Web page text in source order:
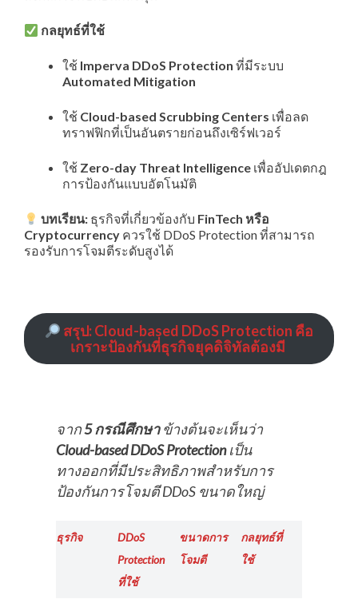
กลยุทธ์ที่ใช้
ใช้ Imperva DDoS Protection ที่มีระบบ
Automated Mitigation
ใช้ Cloud-based Scrubbing Centers เพื่อลด
ทราฟฟิกที่เป็นอันตรายก่อนถึงเซิร์ฟเวอร์
ใช้ Zero-day Threat Intelligence เพื่ออัปเดตกฎ
การป้องกันแบบอัตโนมัติ
บทเรียน: ธุรกิจที่เกี่ยวข้องกับ FinTech หรือ
Cryptocurrency ควรใช้ DDoS Protection ที่สามารถ
รองรับการโจมตีระดับสูงได้
สรุป: Cloud-based DDoS Protection คือ
เกราะป้องกันที่ธุรกิจยุคดิจิทัลต้องมี
จาก5 กรณีศึกษาข้างต้นจะเห็นว่า
Cloud-based DDoS Protectionเป็น
ทางออกที่มีประสิทธิภาพสำหรับการ
ป้องกันการโจมตี DDoS ขนาดใหญ่
ธุรกิจ
DDoS
Protection
ที่ใช้
ขนาดการ
โจมตี
กลยุทธ์ที่
ใช้